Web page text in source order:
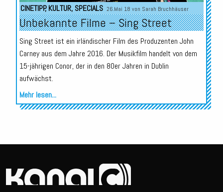
CINETIPP,KULTUR, SPECIALS 26.Mai 18 von Sarah Bruchhäuser
Unbekannte Filme – Sing Street
Sing Street ist ein irländischer Film des Produzenten John
Carney aus dem Jahre 2016. Der Musikfilm handelt von dem
15-jährigen Conor, der in den 80er Jahren in Dublin
aufwächst.
Mehr lesen...